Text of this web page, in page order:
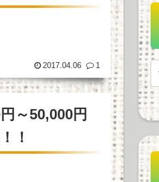
2017.04.06 1
～50,000円
！